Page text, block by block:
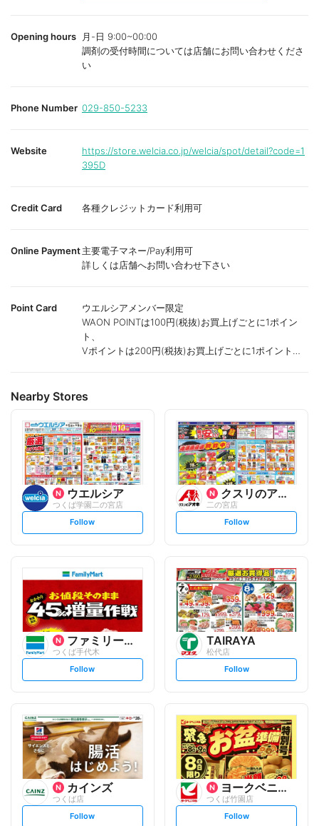
Opening hours
月-日 9:00~00:00
調剤の受付時間については店舗にお問い合わせくださ
い
Phone Number 029-850-5233
Website
https://store.welcia.co.jp/welcia/spot/detail?code=1
395D
Credit Card 各種クレジットカード利用可
Online Payment主要電子マネー/Pay利用可
詳しくは店舗へお問い合わせ下さい
Point Card
ウエルシアメンバー限定
WAON POINTは100円(税抜)お買上げごとに1ポイン
ト、
Vポイントは200円(税抜)お買上げごとに1ポイント進
Nearby Stores
ウエルシア
つくば学園二の宮店
s
t
o
Follow
クスリのアオキ
二の宮店
s
t
l
o
w
Follow
ファミリーマート
つくば手代木
s
t
l
o
w
Follow
TAIRAYA
松代店
s
t
l
o
w
Follow
カインズ
つくば店
s
Follow
ヨークベニマル
つくば竹園店
s
Follow